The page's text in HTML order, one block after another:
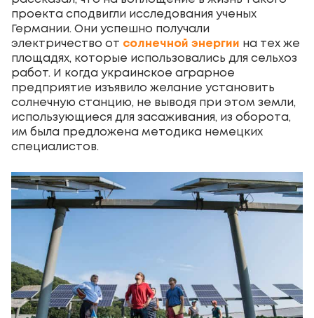
проекта сподвигли исследования ученых
Германии. Они успешно получали
электричество от солнечной энергии на тех же
площадях, которые использовались для сельхоз
работ. И когда украинское аграрное
предприятие изъявило желание установить
солнечную станцию, не выводя при этом земли,
использующиеся для засаживания, из оборота,
им была предложена методика немецких
специалистов.